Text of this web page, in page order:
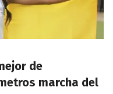
de
marcha del